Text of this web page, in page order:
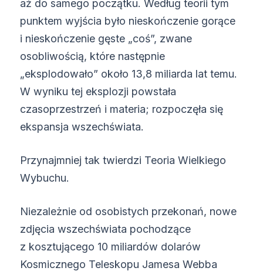
aż do samego początku. Według teorii tym
punktem wyjścia było nieskończenie gorące
i nieskończenie gęste „coś”, zwane
osobliwością, które następnie
„eksplodowało” około 13,8 miliarda lat temu.
W wyniku tej eksplozji powstała
czasoprzestrzeń i materia; rozpoczęła się
ekspansja wszechświata.
Przynajmniej tak twierdzi Teoria Wielkiego
Wybuchu.
Niezależnie od osobistych przekonań, nowe
zdjęcia wszechświata pochodzące
z kosztującego 10 miliardów dolarów
Kosmicznego Teleskopu Jamesa Webba